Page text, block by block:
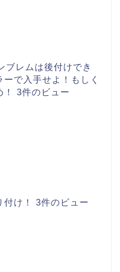
ブレムは後付けでき
で入手せよ！もしく
！ 3件のビュー
付け！ 3件のビュー